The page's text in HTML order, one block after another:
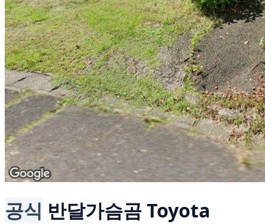
공식 반달가슴곰 Toyota